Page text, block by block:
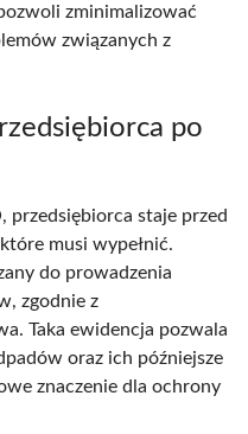
zminimalizować
związanych z
po
przedsiębiorca staje przed
musi wypełnić.
do prowadzenia
zgodnie z
Taka ewidencja pozwala
oraz ich późniejsze
znaczenie dla ochrony